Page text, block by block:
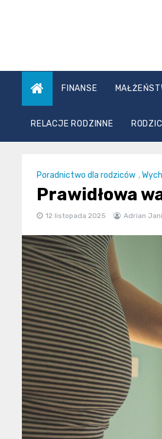
FINANSE
RELACJE RODZINNE
Poradnictwo dla rodziców ,
Prawidłowa
12 listopada 2025 Adrian